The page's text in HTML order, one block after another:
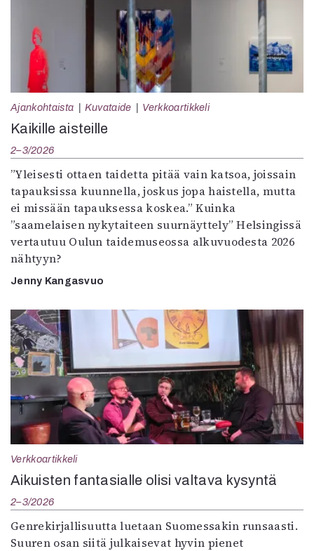
Ajankohtaista Kuvataide Verkkoartikkeli
Kaikille aisteille
2–3/2026
”Yleisesti ottaen taidetta pitää vain katsoa, joissain
tapauksissa kuunnella, joskus jopa haistella, mutta
ei missään tapauksessa koskea.” Kuinka
”saamelaisen nykytaiteen suurnäyttely” Helsingissä
vertautuu Oulun taidemuseossa alkuvuodesta 2026
nähtyyn?
Jenny Kangasvuo
Verkkoartikkeli
Aikuisten fantasialle olisi valtava kysyntä
2–3/2026
Genrekirjallisuutta luetaan Suomessakin runsaasti.
Suuren osan siitä julkaisevat hyvin pienet